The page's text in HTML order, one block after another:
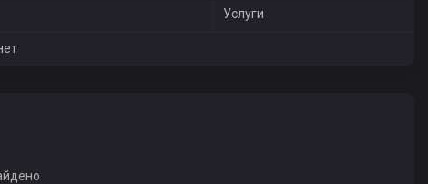
Услуги